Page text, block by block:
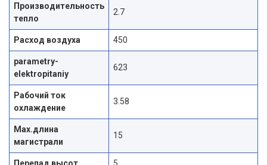
Производительность
тепло
2.7
Расход воздуха 450
parametry-
elektropitaniy
623
Рабочий ток
охлаждение
3.58
Max.длина
магистрали
15
Перепад высот 5